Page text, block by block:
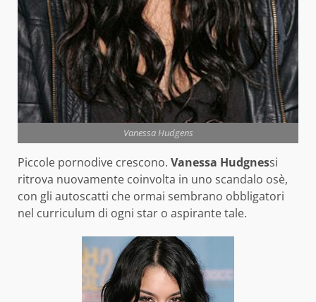
Vanessa Hudgens
Piccole pornodive crescono. Vanessa Hudgnessi
ritrova nuovamente coinvolta in uno scandalo osè,
con gli autoscatti che ormai sembrano obbligatori
nel curriculum di ogni star o aspirante tale.